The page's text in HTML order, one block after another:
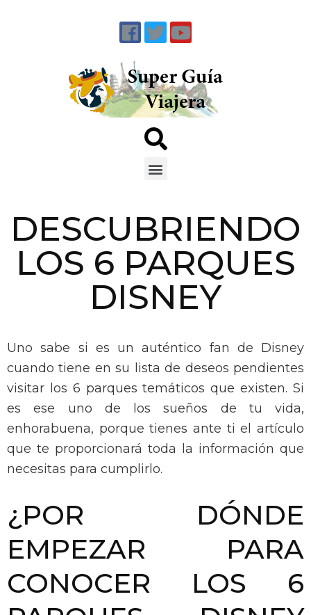
DESCUBRIENDO
LOS 6 PARQUES
DISNEY
Uno sabe si es un auténtico fan de Disney
cuando tiene en su lista de deseos pendientes
visitar los 6 parques temáticos que existen. Si
es ese uno de los sueños de tu vida,
enhorabuena, porque tienes ante ti el artículo
que te proporcionará toda la información que
necesitas para cumplirlo.
¿POR DÓNDE
EMPEZAR PARA
CONOCER LOS 6